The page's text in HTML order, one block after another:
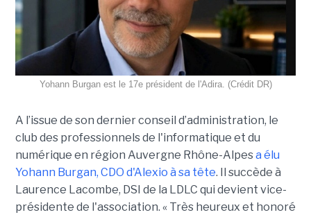
Yohann Burgan est le 17e président de l'Adira. (Crédit DR)
A l’issue de son dernier conseil d’administration, le
club des professionnels de l'informatique et du
numérique en région Auvergne Rhône-Alpesa élu
Yohann Burgan, CDO d'Alexio à sa tête. Il succède à
Laurence Lacombe, DSI de la LDLC qui devient vice-
présidente de l'association. « Très heureux et honoré